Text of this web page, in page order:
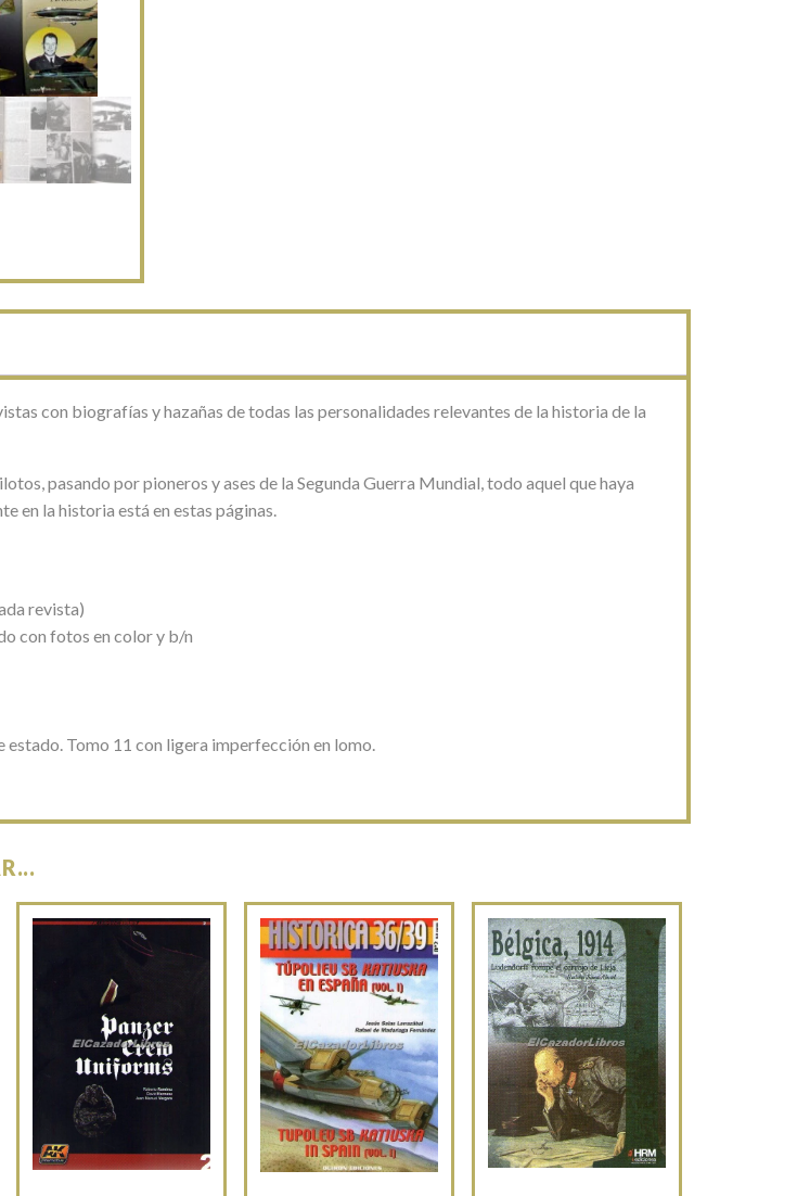
con biografías y hazañas de todas las personalidades relevantes de la historia de la
pasando por pioneros y ases de la Segunda Guerra Mundial, todo aquel que haya
en la historia está en estas páginas.
revista)
con fotos en color y b/n
estado. Tomo 11 con ligera imperfección en lomo.